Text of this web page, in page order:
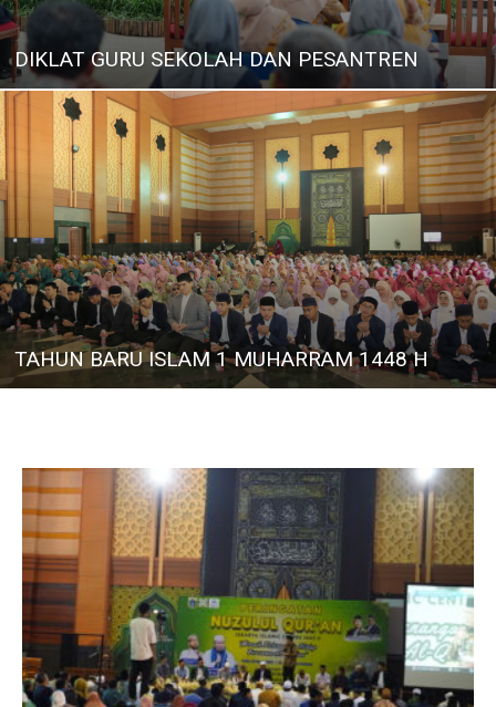
DIKLAT GURU SEKOLAH DAN PESANTREN
TAHUN BARU ISLAM 1 MUHARRAM 1448 H